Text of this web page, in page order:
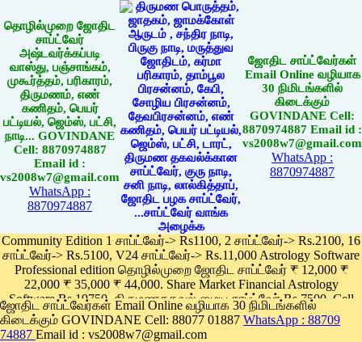
தொழில்முறை ஜோதிட
சாப்ட்வேர்
அஷ்டவர்க்கப்படி
வாஸ்து, பஞ்சாங்கம்,
முகூர்த்தம், பரிகாரம்,
திருமணம், எண்
கணிதம், பெயர்
பட்டியல், ஜெம்ஸ், பட்சி,
நாடி... GOVINDANE
Cell: 8870974887
Email id :
vs2008w7@gmail.com
WhatsApp :
8870974887
ஜோதிட சாப்ட்வேர்கள்
Email Online வழியாக
30 நிமிடங்களில்
கிடைக்கும்
GOVINDANE Cell:
8870974887 Email id :
vs2008w7@gmail.com
WhatsApp :
8870974887
Community Edition 1 சாப்ட்வேர்-> Rs1100, 2 சாப்ட்வேர்-> Rs.2100, 16
சாப்ட்வேர்-> Rs.5100, V24 சாப்ட்வேர்-> Rs.11,000 Astrology Software
Professional edition தொழில்முறை ஜோதிட சாப்ட்வேர் ₹ 12,000 ₹
22,000 ₹ 35,000 ₹ 44,000. Share Market Financial Astrology
Software Rs.19750, திருமணதகவல் மைய சாப்ட்வேர் Rs.7500, Cell
Phone App Rs. 1100
Pay online
ஜோதிட சாப்ட்வேர்கள் Email Online வழியாக 30 நிமிடங்களில்
கிடைக்கும் GOVINDANE Cell: 88077 01887 WhatsApp : 88709
74887 Email id : vs2008w7@gmail.com